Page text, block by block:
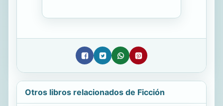
Otros libros relacionados de Ficción